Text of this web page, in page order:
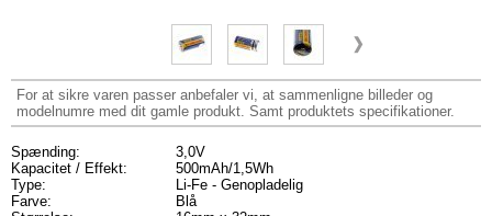
For at sikre varen passer anbefaler vi, at sammenligne billeder og
modelnumre med dit gamle produkt. Samt produktets specifikationer.
Spænding:
3,0V
Kapacitet / Effekt:
500mAh/1,5Wh
Type:
Li-Fe - Genopladelig
Farve:
Blå